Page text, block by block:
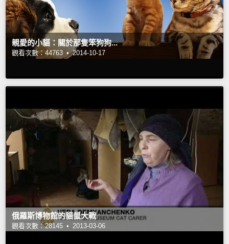
親愛的小貓：關於那隻笨狗狗...
觀看次數：44763 • 2014-10-17
俄羅斯博物館的貓鼠大戰
觀看次數：28145 • 2013-03-06